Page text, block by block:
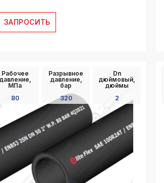
ЗАПРОСИТЬ
Рабочее
давление,
МПа
80
Разрывное
давление,
бар
320
Dn
дюймовый,
дюймы
2